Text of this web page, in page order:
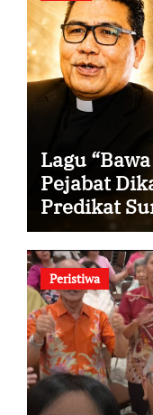
Lagu
Pejabat
Predikat
Peristiwa